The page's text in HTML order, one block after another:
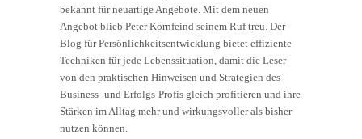
bekannt für neuartige Angebote. Mit dem neuen
Angebot blieb Peter Kornfeind seinem Ruf treu. Der
Blog für Persönlichkeitsentwicklung bietet effiziente
Techniken für jede Lebenssituation, damit die Leser
von den praktischen Hinweisen und Strategien des
Business- und Erfolgs-Profis gleich profitieren und ihre
Stärken im Alltag mehr und wirkungsvoller als bisher
nutzen können.